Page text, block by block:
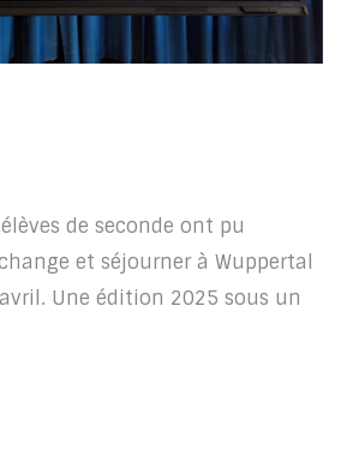
de seconde ont pu
et séjourner à Wuppertal
Une édition 2025 sous un